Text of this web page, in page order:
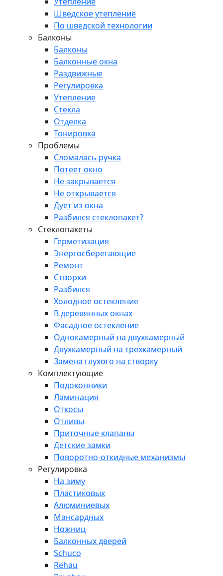
Шведское утепление
По шведской технологии
Балконы
Балконы
Балконные окна
Раздвижные
Регулировка
Утепление
Стекла
Отделка
Тонировка
Проблемы
Сломалась ручка
Потеет окно
Не закрывается
Не открывается
Дует из окна
Разбился стеклопакет?
Стеклопакеты
Герметизация
Энергосберегающие
Ремонт
Створки
Разбился
Холодное остекление
В деревянных окнах
Фасадное остекление
Однокамерный на двухкамерный
Двухкамерный на трехкамерный
Замена глухого на створку
Комплектующие
Подоконники
Ламинация
Откосы
Отливы
Приточные клапаны
Детские замки
Поворотно-откидные механизмы
Регулировка
На зиму
Пластиковых
Алюминиевых
Мансардных
Ножниц
Балконных дверей
Schuco
Rehau